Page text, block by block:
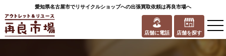
愛知県名古屋市でリサイクルショップへの出張買取依頼は再良市場へ
店舗に電話 店舗を探す